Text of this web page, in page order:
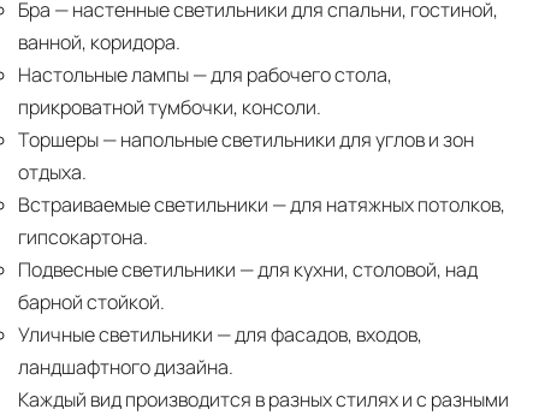
Бра — настенные светильники для спальни, гостиной,
ванной, коридора.
Настольные лампы— для рабочего стола,
прикроватной тумбочки, консоли.
Торшеры— напольные светильники для углов и зон
отдыха.
Встраиваемые светильники — для натяжных потолков,
гипсокартона.
Подвесные светильники — для кухни, столовой, над
барной стойкой.
Уличные светильники — для фасадов, входов,
ландшафтного дизайна.
Каждый вид производится в разных стилях и с разными